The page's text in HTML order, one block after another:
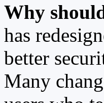
Why
has
better
Many